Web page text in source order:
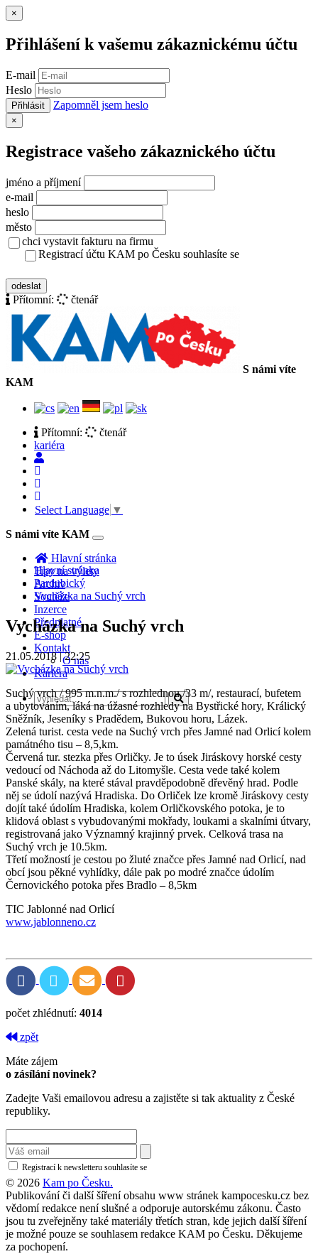
×
Přihlášení k vašemu zákaznickému účtu
E-mail
Heslo
Přihlásit Zapomněl jsem heslo
×
Registrace vašeho zákaznického účtu
jméno a příjmení
e-mail
heslo
město
chci vystavit fakturu na firmu
Registrací účtu KAM po Česku souhlasíte se
odeslat
Přítomní: čtenář
S námi víte
KAM
Přítomní:
čtenář
kariéra
Select Language ▼
S námi víte KAM
Toggle
navigation
Hlavní stránka
Tipy na výlety
Archiv
Soutěže
Inzerce
Předplatné
E-shop
Kontakt
O nás
Kariéra
Hlavní stránka
Pardubický
Vycházka na Suchý vrch
Vycházka na Suchý vrch
21.05.2018 | 22:25
Suchý vrch / 995 m.n.m./ s rozhlednou /33 m/, restaurací, bufetem
a ubytováním, láká na úžasné rozhledy na Bystřické hory, Králický
Sněžník, Jeseníky s Pradědem, Bukovou horu, Lázek.
Zelená turist. cesta vede na Suchý vrch přes Jamné nad Orlicí kolem
památného tisu – 8,5,km.
Červená tur. stezka přes Orličky. Je to úsek Jiráskovy horské cesty
vedoucí od Náchoda až do Litomyšle. Cesta vede také kolem
Panské skály, na které stával pravděpodobně dřevěný hrad. Podle
něj se údolí nazývá Hradiska. Do Orliček lze kromě Jiráskovy cesty
dojít také údolím Hradiska, kolem Orličkovského potoka, je to
klidová oblast s vybudovanými mokřady, loukami a skalními útvary,
registrovaná jako Významný krajinný prvek. Celková trasa na
Suchý vrch je 10.5km.
Třetí možností je cestou po žluté značce přes Jamné nad Orlicí, nad
obcí jsou pěkné vyhlídky, dále pak po modré značce údolím
Černovického potoka přes Bradlo – 8,5km
TIC Jablonné nad Orlicí
www.jablonneno.cz
počet zhlédnutí: 4014
zpět
Máte zájem
o zásílání novinek?
Zadejte Vaši emailovou adresu a zajistěte si tak aktuality z České
republiky.
Registrací k newsletteru souhlasíte se
© 2026 Kam po Česku.
Publikování či další šíření obsahu www stránek kampocesku.cz bez
vědomí redakce není slušné a odporuje autorskému zákonu. Často
jsou tu zveřejněny také materiály třetích stran, kde jejich další šíření
je možné pouze se souhlasem redakce KAM po Česku. Děkujeme
za pochopení.